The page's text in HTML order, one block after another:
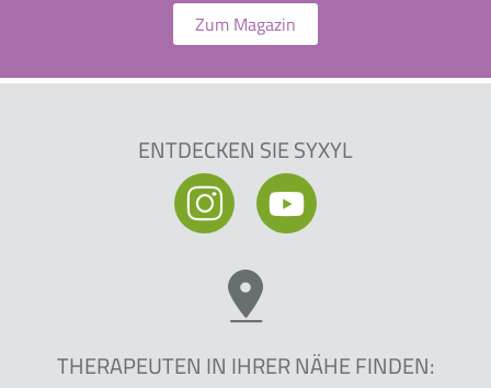
Zum Magazin
ENTDECKEN SIE SYXYL
THERAPEUTEN IN IHRER NÄHE FINDEN: